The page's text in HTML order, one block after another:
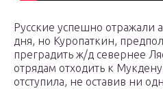
Русские успешно отражали
дня, но Куропаткин,
преградить ж/д севернее
отрядам отходить к
отступила, не оставив ни